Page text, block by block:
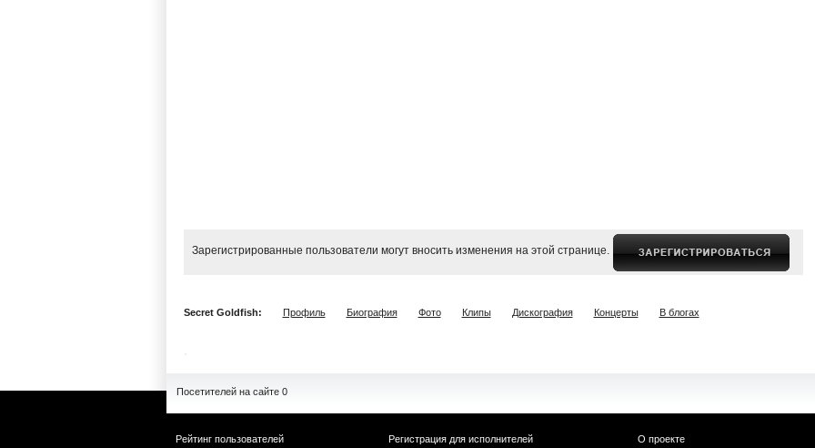
Зарегистрированные пользователи могут вносить изменения на этой странице.
Secret Goldfish: Профиль Биография Фото Клипы Дискография Концерты В блогах
Посетителей на сайте 0
Рейтинг пользователей
Регистрация для исполнителей
О проекте